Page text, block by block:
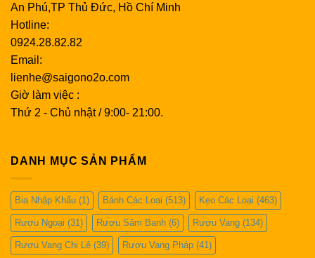
An Phú,TP Thủ Đức, Hồ Chí Minh
Hotline:
0924.28.82.82
Email:
lienhe@saigono2o.com
Giờ làm việc :
Thứ 2 - Chủ nhật / 9:00- 21:00.
DANH MỤC SẢN PHẨM
Bia Nhập Khẩu (1) Bánh Các Loại (513) Kẹo Các Loại (463)
Rượu Ngoại (31) Rượu Sâm Banh (6) Rượu Vang (134)
Rượu Vang Chi Lê (39) Rượu Vang Pháp (41)